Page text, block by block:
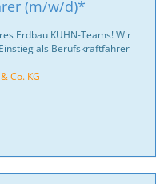
(m/w/d)*
Erdbau KUHN-Teams! Wir
als Berufskraftfahrer
Co. KG